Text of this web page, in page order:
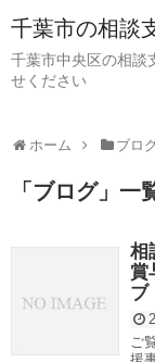
千葉市の相談
千葉市中央区の相談
せください
ホーム ブロ
「 ブログ」 一
相
賞
ブ
ご